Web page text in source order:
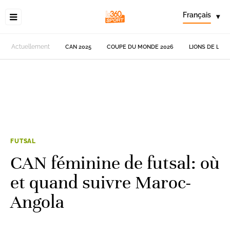
Français ▾
Actuellement CAN 2025 COUPE DU MONDE 2026 LIONS DE
FUTSAL
CAN féminine de futsal: où
et quand suivre Maroc-
Angola